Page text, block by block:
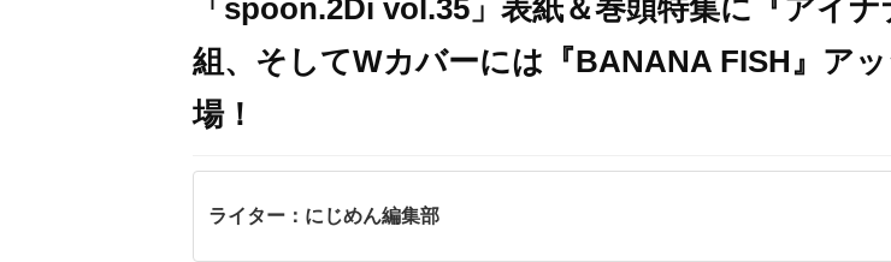
「spoon.2Di vol.35」表紙＆巻頭特集に『アイナ
組、そしてWカバーには『BANANA FISH』ア
場！
ライター：にじめん編集部